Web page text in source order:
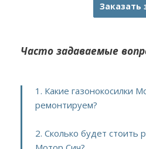
Заказать
Часто задаваемые
1. Какие газонокосилки
ремонтируем?
2. Сколько будет стоить